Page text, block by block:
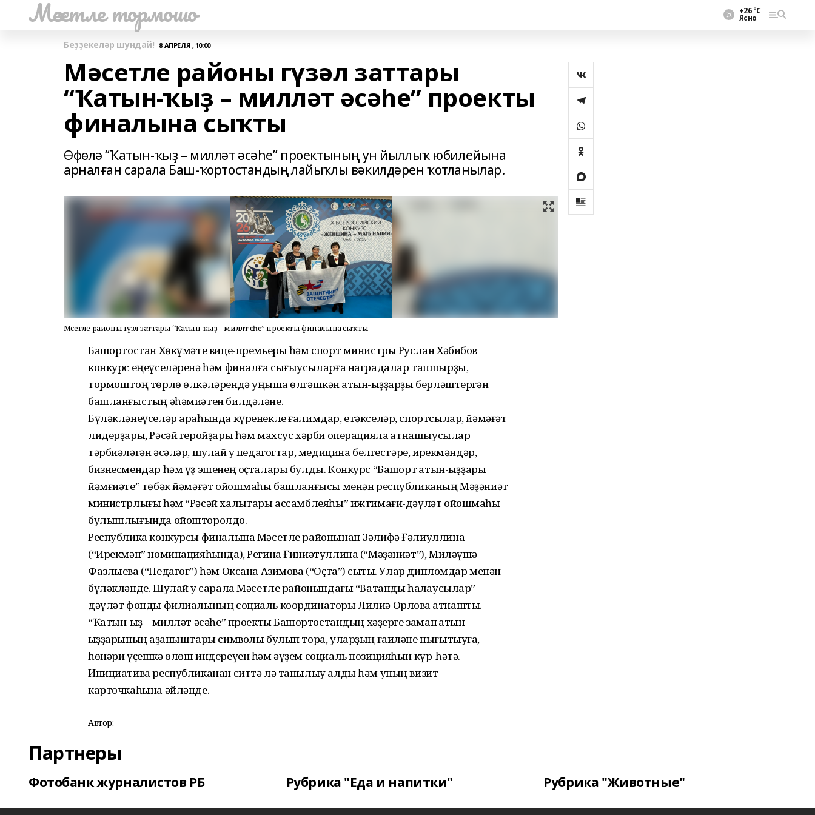
Мәсетле тормошо +26 °С
Ясно
Беҙҙекеләр шундай! 8 АПРЕЛЯ , 10:00
Мәсетле районы гүзәл заттары
“Ҡатын-ҡыҙ – милләт әсәһе” проекты
финалына сыҡты
Өфөлә “Ҡатын-ҡыҙ – милләт әсәһе” проектының ун йыллыҡ юбилейына
арналған сарала Баш-ҡортостандың лайыҡлы вәкилдәрен ҡотланылар.
Мәсетле районы гүзәл заттары “Ҡатын-ҡыҙ – милләт әсәһе” проекты финалына сыҡты
Башҡортостан Хөкүмәте вице-премьеры һәм спорт министры Руслан Хәбибов
конкурс еңеүселәренә һәм финалға сығыусыларға наградалар тапшырҙы,
тормоштоң төрлө өлкәләрендә уңышҡа өлгәшкән ҡатын-ҡыҙҙарҙы берләштергән
башланғыстың әһәмиәтен билдәләне.
Бүләкләнеүселәр араһында күренекле ғалимдар, етәкселәр, спортсылар, йәмәғәт
лидерҙары, Рәсәй геройҙары һәм махсус хәрби операцияла ҡатнашыусылар
тәрбиәләгән әсәләр, шулай уҡ педагогтар, медицина белгестәре, ирекмәндәр,
бизнесмендар һәм үҙ эшенең оҫталары булды. Конкурс “Башҡорт ҡатын-ҡыҙҙары
йәмғиәте” төбәк йәмәғәт ойошмаһы башланғысы менән республиканың Мәҙәниәт
министрлығы һәм “Рәсәй халыҡтары ассамблеяһы” ижтимағи-дәүләт ойошмаһы
булышлығында ойошторолдо.
Республика конкурсы финалына Мәсетле районынан Зәлифә Ғәлиуллина
(“Ирекмән” номинацияһында), Регина Ғиниәтуллина (“Мәҙәниәт”), Миләүшә
Фазлыева (“Педагог”) һәм Оксана Азимова (“Оҫта”) сыҡты. Улар дипломдар менән
бүләкләнде. Шулай уҡ сарала Мәсетле районындағы “Ватанды һаҡлаусылар”
дәүләт фонды филиалының социаль координаторы Лилиә Орлова ҡатнашты.
“Ҡатын-ҡыҙ – милләт әсәһе” проекты Башҡортостандың хәҙерге заман ҡатын-
ҡыҙҙарының ҡаҙаныштары символы булып тора, уларҙың ғаиләне нығытыуға,
һөнәри үҫешкә өлөш индереүен һәм әүҙем социаль позицияһын күр-һәтә.
Инициатива республиканан ситтә лә танылыу алды һәм уның визит
карточкаһына әйләнде.
Автор:
Партнеры
Фотобанк журналистов РБ Рубрика "Еда и напитки" Рубрика "Животные"